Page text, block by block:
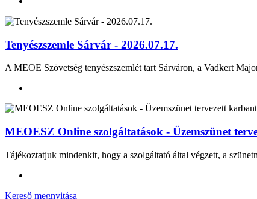
Tenyészszemle Sárvár - 2026.07.17.
A MEOE Szövetség tenyészszemlét tart Sárváron, a Vadkert
MEOESZ Online szolgáltatások - Üzemszünet
Tájékoztatjuk mindenkit, hogy a szolgáltató által végzett, a
Kereső megnyitása